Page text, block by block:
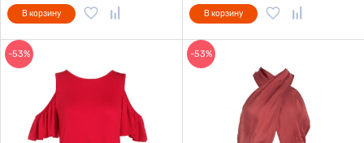
В корзину В корзину
-53% -53%